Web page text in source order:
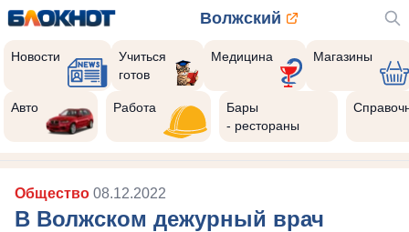
Волжский
Новости
Учиться
готов
Медицина Магазины
Авто Работа
Бары
- рестораны
Общество 08.12.2022
В Волжском дежурный врач